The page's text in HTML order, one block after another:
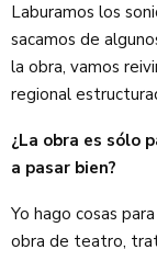
Laburamos los
sacamos de
la obra, vamos
regional
¿La obra es sólo
a pasar bien?
Yo hago cosas
obra de teatro,